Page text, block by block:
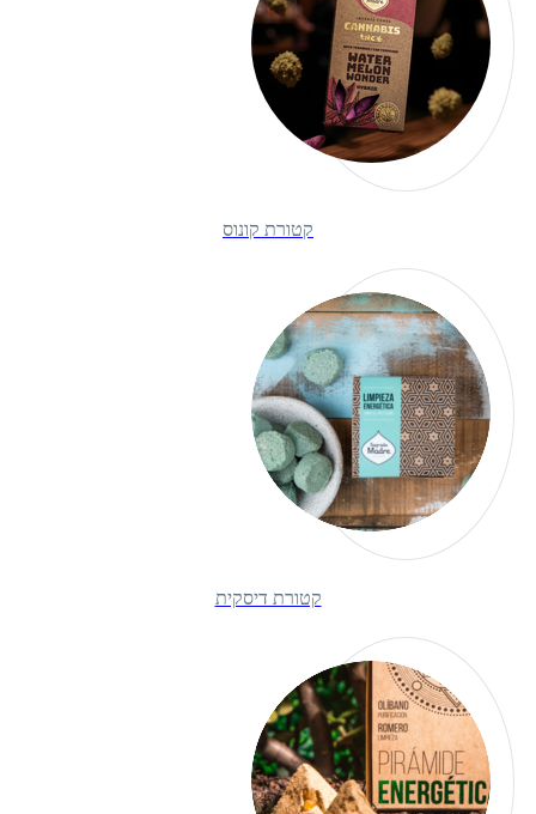
קטורת קונוס
קטורת דיסקית